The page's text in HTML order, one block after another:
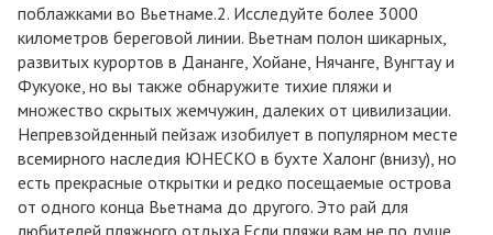
поблажками во Вьетнаме.2. Исследуйте более 3000
километров береговой линии. Вьетнам полон шикарных,
развитых курортов в Дананге, Хойане, Нячанге, Вунгтау и
Фукуоке, но вы также обнаружите тихие пляжи и
множество скрытых жемчужин, далеких от цивилизации.
Непревзойденный пейзаж изобилует в популярном месте
всемирного наследия ЮНЕСКО в бухте Халонг (внизу), но
есть прекрасные открытки и редко посещаемые острова
от одного конца Вьетнама до другого. Это рай для
любителей пляжного отдыха.Если пляжи вам не по душе,